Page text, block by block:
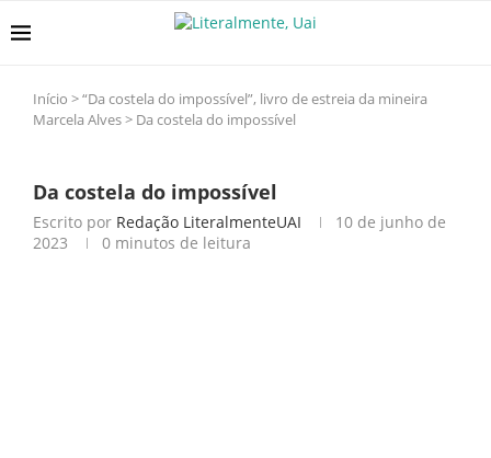
Início >“Da costela do impossível”, livro de estreia da mineira
Marcela Alves> Da costela do impossível
Da costela do impossível
Escrito por Redação LiteralmenteUAI
10 de junho de
2023
0 minutos de leitura